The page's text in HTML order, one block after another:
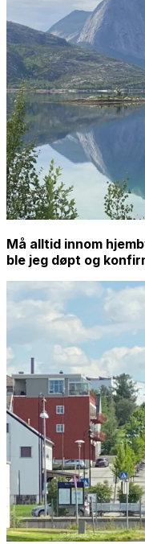
Må alltid innom
ble jeg døpt og